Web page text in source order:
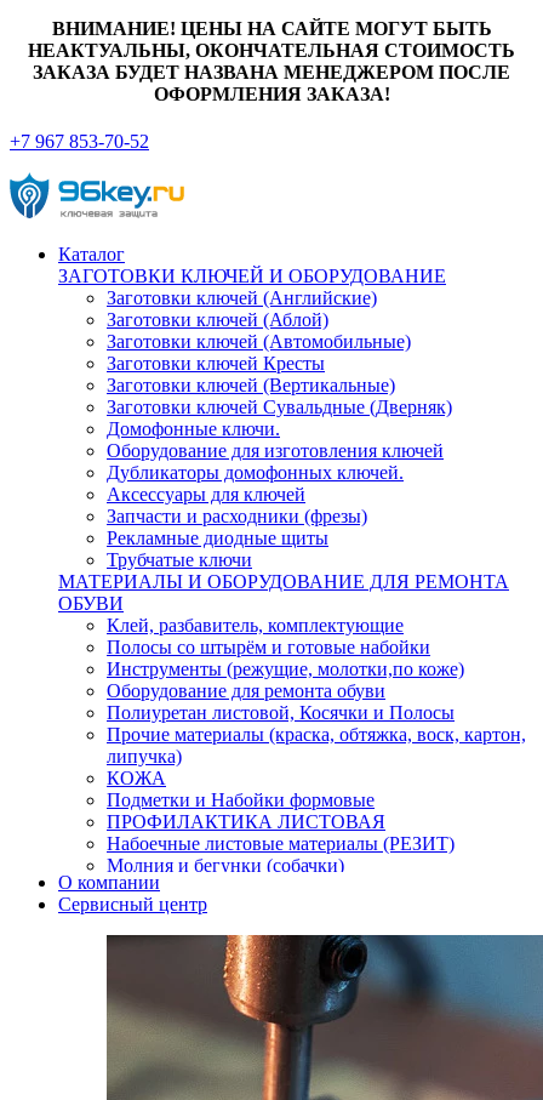
ВНИМАНИЕ! ЦЕНЫ НА САЙТЕ МОГУТ БЫТЬ
НЕАКТУАЛЬНЫ, ОКОНЧАТЕЛЬНАЯ СТОИМОСТЬ
ЗАКАЗА БУДЕТ НАЗВАНА МЕНЕДЖЕРОМ ПОСЛЕ
ОФОРМЛЕНИЯ ЗАКАЗА!
+7 967 853-70-52
Каталог
ЗАГОТОВКИ КЛЮЧЕЙ И ОБОРУДОВАНИЕ
Заготовки ключей (Английские)
Заготовки ключей (Аблой)
Заготовки ключей (Автомобильные)
Заготовки ключей Кресты
Заготовки ключей (Вертикальные)
Заготовки ключей Сувальдные (Дверняк)
Домофонные ключи.
Оборудование для изготовления ключей
Дубликаторы домофонных ключей.
Аксессуары для ключей
Запчасти и расходники (фрезы)
Рекламные диодные щиты
Трубчатые ключи
МАТЕРИАЛЫ И ОБОРУДОВАНИЕ ДЛЯ РЕМОНТА
ОБУВИ
Клей, разбавитель, комплектующие
Полосы со штырём и готовые набойки
Инструменты (режущие, молотки,по коже)
Оборудование для ремонта обуви
Полиуретан листовой, Косячки и Полосы
Прочие материалы (краска, обтяжка, воск, картон,
липучка)
КОЖА
Подметки и Набойки формовые
ПРОФИЛАКТИКА ЛИСТОВАЯ
Набоечные листовые материалы (РЕЗИТ)
Молния и бегунки (собачки)
Нитки,иглы-шило,крючки.
Уход и косметика для обуви
Кнопки (магнитые,кобурные)
Пряжки для ремня
О компании
Сервисный центр